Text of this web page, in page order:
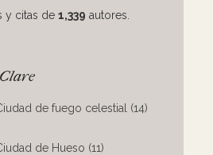
y citas de 1,339 autores.
de fuego celestial (14)
de Hueso (11)